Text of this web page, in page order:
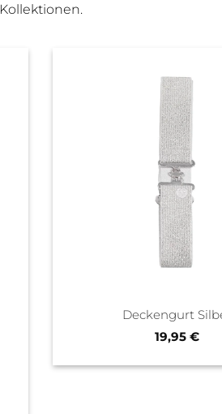
Kollektionen.
Deckengurt
19,95 €